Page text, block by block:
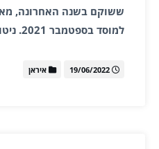
ששוקם בשנה האחרונה,
למוסד בספטמבר 2021. ניטור שערך הבלוג "אינטלי…
19/06/2022 איראן